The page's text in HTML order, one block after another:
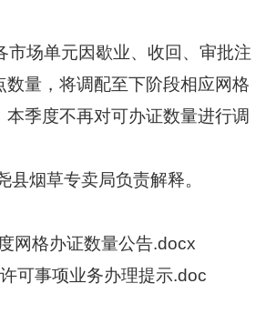
市场单元因歇业、收回、 审批注
数量，将调配至下阶段相应网格
季度不再对可办证数量进行调
县烟草专卖局负责解释。
网格办证数量公告.docx
可事项业务办理提示.doc